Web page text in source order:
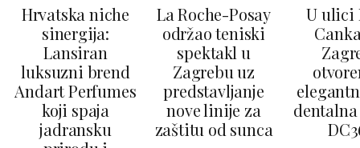
Hrvatska niche
sinergija:
Lansiran
luksuzni brend
Andart Perfumes
koji spaja
jadransku
La Roche-Posay
održao teniski
spektakl u
Zagrebu uz
predstavljanje
nove linije za
zaštitu od sunca
U ulici